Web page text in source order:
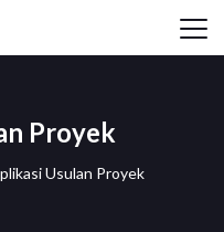
Proyek
Usulan Proyek